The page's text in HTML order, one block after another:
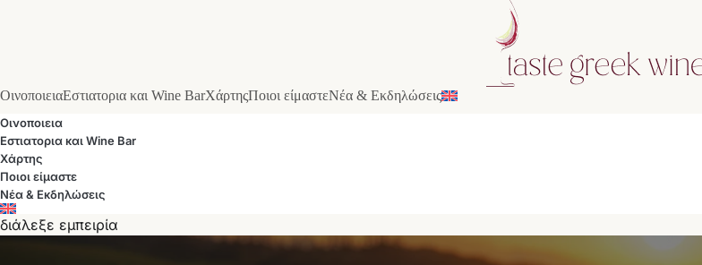
ΟινοποιειαΕστιατορια και Wine BarΧάρτηςΠοιοι είμαστεΝέα & Εκδηλώσεις
Οινοποιεια
Εστιατορια και Wine Bar
Χάρτης
Ποιοι είμαστε
Νέα & Εκδηλώσεις
διάλεξε εμπειρία